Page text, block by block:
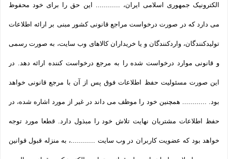
الکترونیک جمهوری اسلامی ایران، ............ این حق را برای خود محفوظ
می دارد که در صورت درخواست مراجع قانونی کشور مبنی بر ارائه اطلاعات
تولیدکنندگان، واردکنندگان و یا خریداران کالاهای وب سایت، به صورت رسمی
و قانونی موارد درخواست شده را به مرجع درخواست کننده ارائه دهد. در
این صورت مسئولیت حفظ اطلاعات فوق پس از آن با مرجع قانونی خواهد
بود. ............ همچنین خود را موظف می داند در غیر از مورد اشاره شده، در
حفظ اطلاعات مشتریان نهایت تلاش خود را مبذول دارد. قطعا مورد توجه
خواهد بود که عضویت کاربران در وب سایت ............، به منزله قبول قوانین